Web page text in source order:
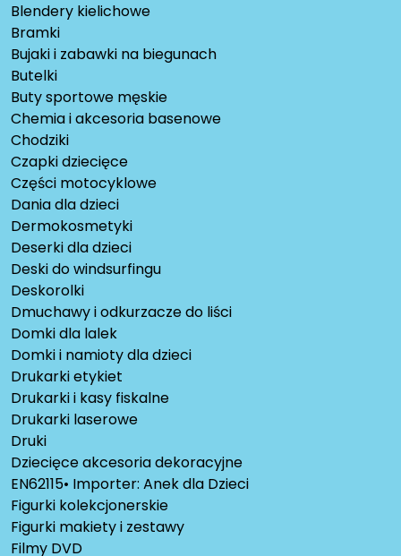
Blendery kielichowe
Bramki
Bujaki i zabawki na biegunach
Butelki
Buty sportowe męskie
Chemia i akcesoria basenowe
Chodziki
Czapki dziecięce
Części motocyklowe
Dania dla dzieci
Dermokosmetyki
Deserki dla dzieci
Deski do windsurfingu
Deskorolki
Dmuchawy i odkurzacze do liści
Domki dla lalek
Domki i namioty dla dzieci
Drukarki etykiet
Drukarki i kasy fiskalne
Drukarki laserowe
Druki
Dziecięce akcesoria dekoracyjne
EN62115• Importer: Anek dla Dzieci
Figurki kolekcjonerskie
Figurki makiety i zestawy
Filmy DVD